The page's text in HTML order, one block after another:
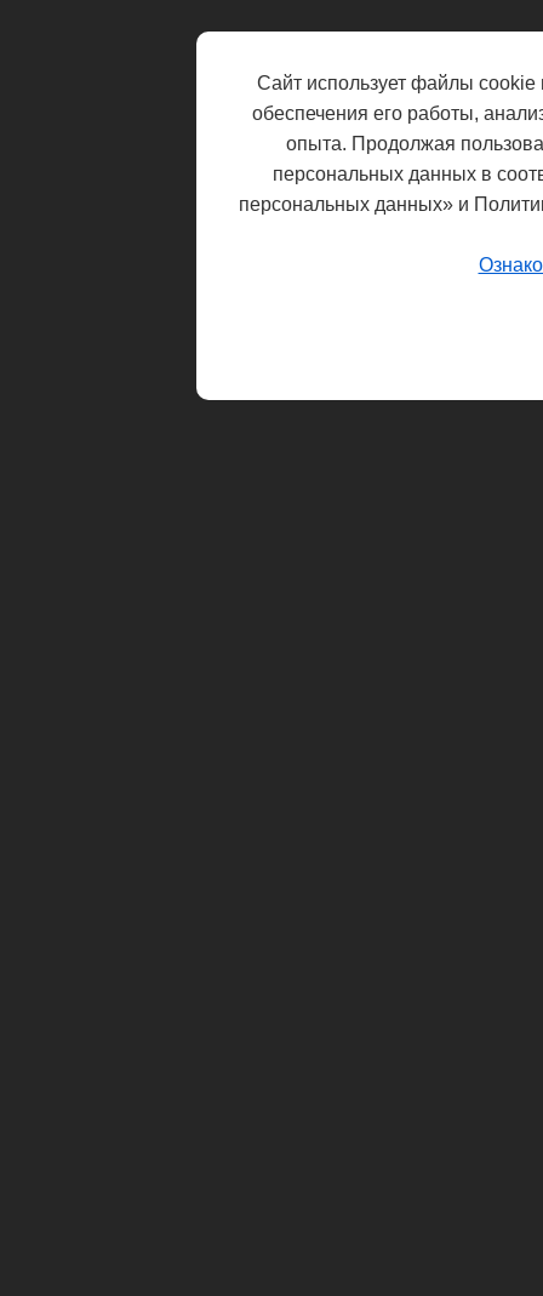
Сайт использует файлы cookie
обеспечения его работы,
опыта. Продолжая
персональных данных в
персональных данных» и